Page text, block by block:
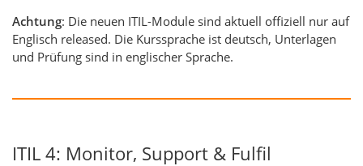
Achtung: Die neuen ITIL-Module sind aktuell offiziell nur auf
Englisch released. Die Kurssprache ist deutsch, Unterlagen
und Prüfung sind in englischer Sprache.
ITIL 4: Monitor, Support & Fulfil